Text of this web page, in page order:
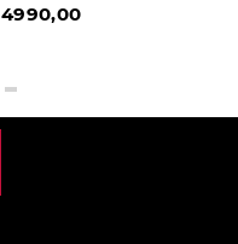
4990,00